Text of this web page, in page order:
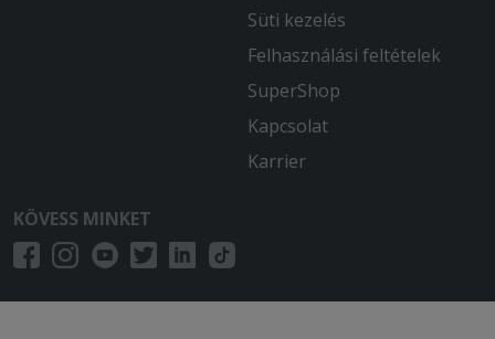
Süti kezelés
Felhasználási feltételek
SuperShop
Kapcsolat
Karrier
KÖVESS MINKET